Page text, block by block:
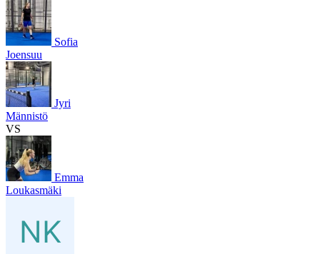
Sofia
Joensuu
Jyri
Männistö
VS
Emma
Loukasmäki